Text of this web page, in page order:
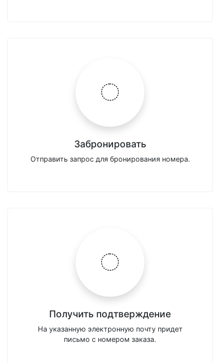
Забронировать
Отправить запрос для бронирования номера.
Получить подтверждение
На указанную электронную почту придет
письмо с номером заказа.